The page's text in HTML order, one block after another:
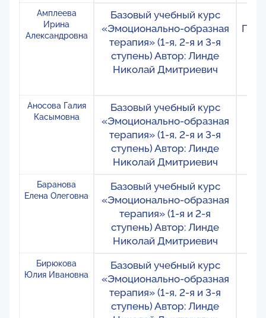
Амплеева
Ирина
Александровна
Базовый учебный курс
«Эмоционально-образная
терапия» (1-я, 2-я и 3-я
ступень) Автор: Линде
Николай Дмитриевич
Аносова Галия
Касымовна
Базовый учебный курс
«Эмоционально-образная
терапия» (1-я, 2-я и 3-я
ступень) Автор: Линде
Николай Дмитриевич
Баранова
Елена Олеговна
Базовый учебный курс
«Эмоционально-образная
терапия» (1-я и 2-я
ступень) Автор: Линде
Николай Дмитриевич
Бирюкова
Юлия Ивановна
Базовый учебный курс
«Эмоционально-образная
терапия» (1-я, 2-я и 3-я
ступень) Автор: Линде